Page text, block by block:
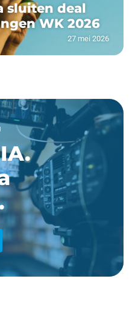
sluiten deal
WK 2026
27 mei 2026